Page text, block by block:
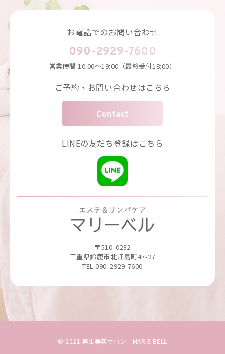
お電話でのお問い合わせ
090-2929-7600
営業時間 10:00～19:00（最終受付18:00）
ご予約・お問い合わせはこちら
Contact
LINEの友だち登録はこちら
〒510-0232
三重県鈴鹿市北江島町47-27
TEL 090-2929-7600
© 2021 再生美容サロン MARIE BELL